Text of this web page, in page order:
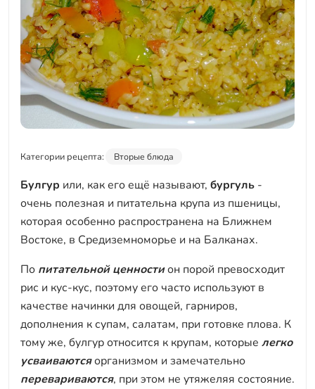
Категории рецепта: Вторые блюда
Булгур или, как его ещё называют, бургуль -
очень полезная и питательна крупа из пшеницы,
которая особенно распространена на Ближнем
Востоке, в Средиземноморье и на Балканах.
По питательной ценностион порой превосходит
рис и кус-кус, поэтому его часто используют в
качестве начинки для овощей, гарниров,
дополнения к супам, салатам, при готовке плова. К
тому же, булгур относится к крупам, которые легко
усваиваютсяорганизмом и замечательно
перевариваются, при этом не утяжеляя состояние.